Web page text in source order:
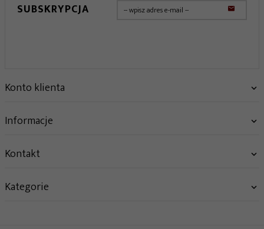
SUBSKRYPCJA
Konto klienta
Informacje
Kontakt
Kategorie